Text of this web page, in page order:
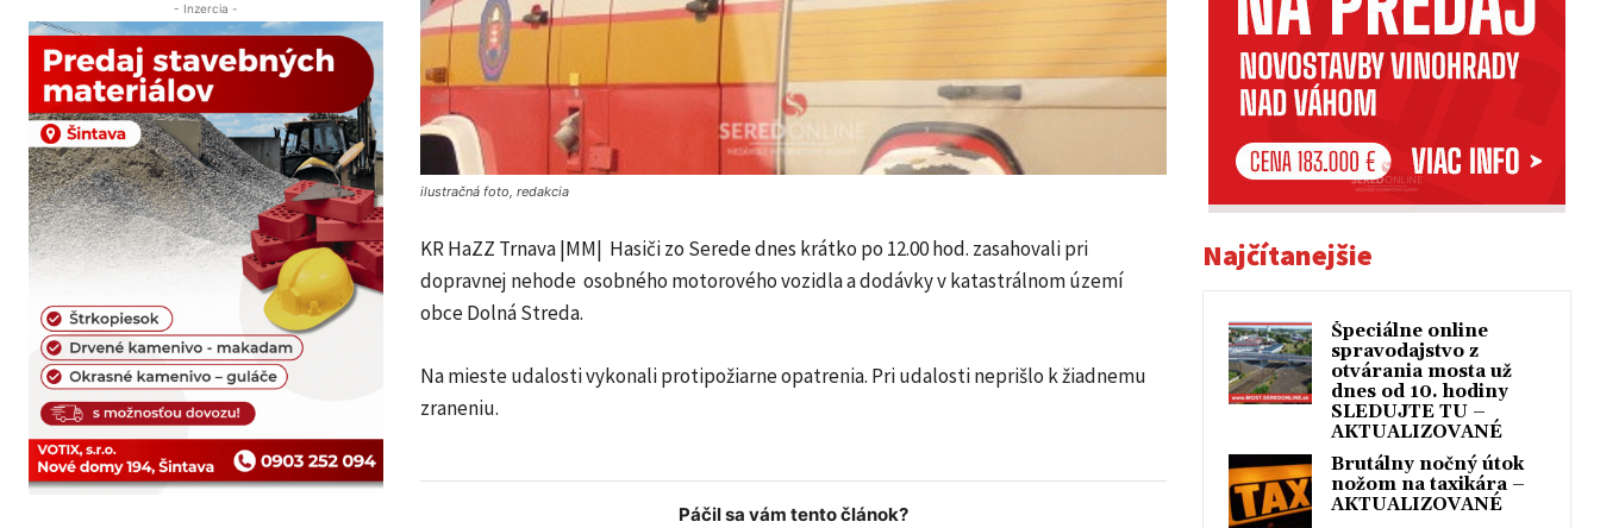
- Inzercia -
ilustračná foto, redakcia
KR HaZZ Trnava |MM| Hasiči zo Serede dnes krátko po 12.00 hod. zasahovali pri
dopravnej nehode osobného motorového vozidla a dodávky v katastrálnom území
obce Dolná Streda.
Na mieste udalosti vykonali protipožiarne opatrenia. Pri udalosti neprišlo k žiadnemu
zraneniu.
Páčil sa vám tento článok?
Najčítanejšie
Špeciálne online
spravodajstvo z
otvárania mosta už
dnes od 10. hodiny
SLEDUJTE TU –
AKTUALIZOVANÉ
Brutálny nočný útok
nožom na taxikára –
AKTUALIZOVANÉ